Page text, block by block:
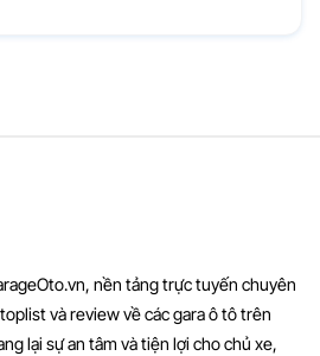
nền tảng trực tuyến chuyên
và review về các gara ô tô trên
lại sự an tâm và tiện lợi cho chủ xe,